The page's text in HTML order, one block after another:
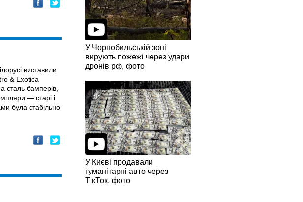
виставили
& Exotica
сталь бамперів,
— старі і
була стабільно
У Чорнобильській зоні
вирують пожежі через удари
дронів рф, фото
У Києві продавали
гуманітарні авто через
ТікТок, фото